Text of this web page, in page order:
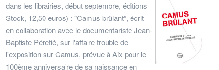
dans les librairies, début septembre, éditions
Stock, 12,50 euros) : "Camus brûlant”, écrit
en collaboration avec le documentariste Jean-
Baptiste Péretié, sur l'affaire trouble de
l'exposition sur Camus, prévue à Aix pour le
100ème anniversaire de sa naissance en